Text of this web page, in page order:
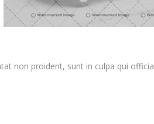
non proident, sunt in culpa qui officia